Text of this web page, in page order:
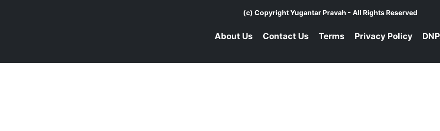
(c) CopyrightYugantar Pravah - All Rights Reserved
About Us Contact Us Terms Privacy Policy